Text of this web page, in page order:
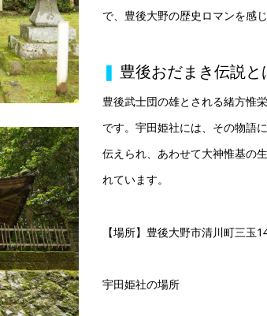
で、豊後大野の歴史ロマンを感
❚ 豊後おだまき伝説と
豊後武士団の雄とされる緒方惟
です。宇田姫社には、その物語
伝えられ、あわせて大神惟基の
れています。
【場所】豊後大野市清川町三玉
宇田姫社の場所